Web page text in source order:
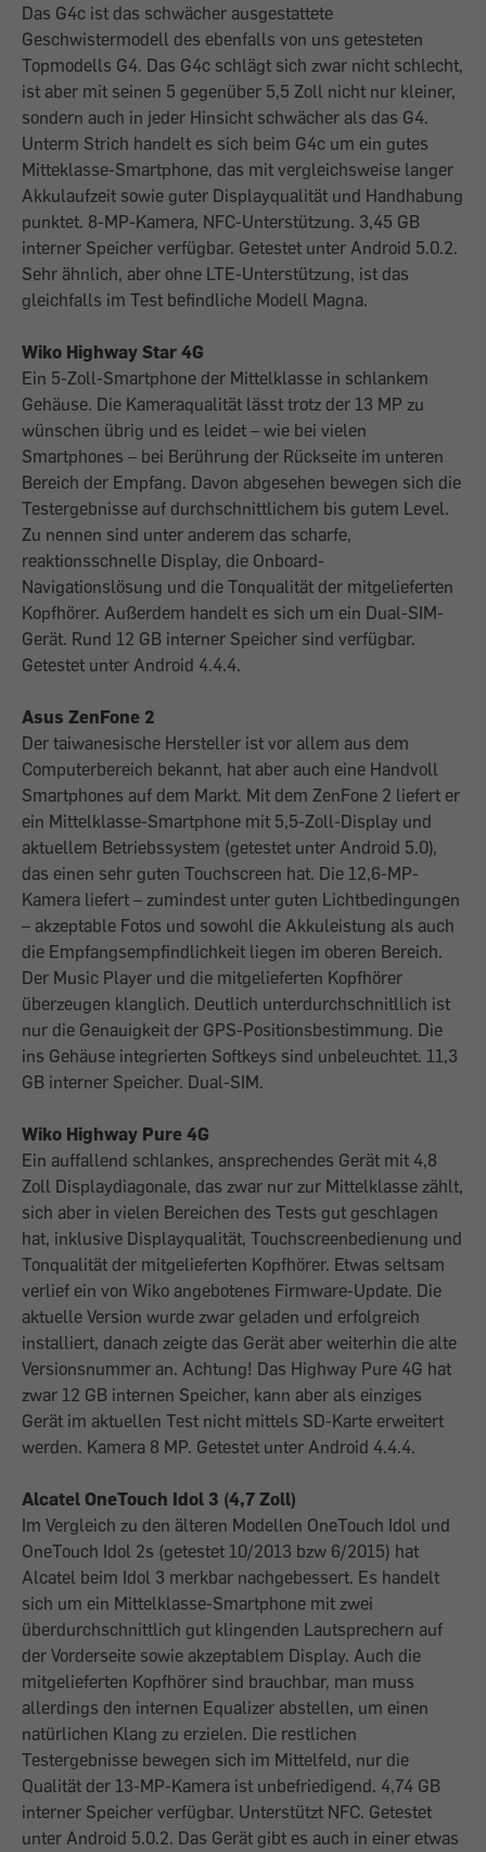
Das G4c ist das schwächer ausgestattete
Geschwistermodell des ebenfalls von uns getesteten
Topmodells G4. Das G4c schlägt sich zwar nicht schlecht,
ist aber mit seinen 5 gegenüber 5,5 Zoll nicht nur kleiner,
sondern auch in jeder Hinsicht schwächer als das G4.
Unterm Strich handelt es sich beim G4c um ein gutes
Mitteklasse-Smartphone, das mit vergleichsweise langer
Akkulaufzeit sowie guter Displayqualität und Handhabung
punktet. 8-MP-Kamera, NFC-Unterstützung. 3,45 GB
interner Speicher verfügbar. Getestet unter Android 5.0.2.
Sehr ähnlich, aber ohne LTE-Unterstützung, ist das
gleichfalls im Test befindliche Modell Magna.
Wiko Highway Star 4G
Ein 5-Zoll-Smartphone der Mittelklasse in schlankem
Gehäuse. Die Kameraqualität lässt trotz der 13 MP zu
wünschen übrig und es leidet – wie bei vielen
Smartphones – bei Berührung der Rückseite im unteren
Bereich der Empfang. Davon abgesehen bewegen sich die
Testergebnisse auf durchschnittlichem bis gutem Level.
Zu nennen sind unter anderem das scharfe,
reaktionsschnelle Display, die Onboard-
Navigationslösung und die Tonqualität der mitgelieferten
Kopfhörer. Außerdem handelt es sich um ein Dual-SIM-
Gerät. Rund 12 GB interner Speicher sind verfügbar.
Getestet unter Android 4.4.4.
Asus ZenFone 2
Der taiwanesische Hersteller ist vor allem aus dem
Computerbereich bekannt, hat aber auch eine Handvoll
Smartphones auf dem Markt. Mit dem ZenFone 2 liefert er
ein Mittelklasse-Smartphone mit 5,5-Zoll-Display und
aktuellem Betriebssystem (getestet unter Android 5.0),
das einen sehr guten Touchscreen hat. Die 12,6-MP-
Kamera liefert – zumindest unter guten Lichtbedingungen
– akzeptable Fotos und sowohl die Akkuleistung als auch
die Empfangsempfindlichkeit liegen im oberen Bereich.
Der Music Player und die mitgelieferten Kopfhörer
überzeugen klanglich. Deutlich unterdurchschnitllich ist
nur die Genauigkeit der GPS-Positionsbestimmung. Die
ins Gehäuse integrierten Softkeys sind unbeleuchtet. 11,3
GB interner Speicher. Dual-SIM.
Wiko Highway Pure 4G
Ein auffallend schlankes, ansprechendes Gerät mit 4,8
Zoll Displaydiagonale, das zwar nur zur Mittelklasse zählt,
sich aber in vielen Bereichen des Tests gut geschlagen
hat, inklusive Displayqualität, Touchscreenbedienung und
Tonqualität der mitgelieferten Kopfhörer. Etwas seltsam
verlief ein von Wiko angebotenes Firmware-Update. Die
aktuelle Version wurde zwar geladen und erfolgreich
installiert, danach zeigte das Gerät aber weiterhin die alte
Versionsnummer an. Achtung! Das Highway Pure 4G hat
zwar 12 GB internen Speicher, kann aber als einziges
Gerät im aktuellen Test nicht mittels SD-Karte erweitert
werden. Kamera 8 MP. Getestet unter Android 4.4.4.
Alcatel OneTouch Idol 3 (4,7 Zoll)
Im Vergleich zu den älteren Modellen OneTouch Idol und
OneTouch Idol 2s (getestet 10/2013 bzw 6/2015) hat
Alcatel beim Idol 3 merkbar nachgebessert. Es handelt
sich um ein Mittelklasse-Smartphone mit zwei
überdurchschnittlich gut klingenden Lautsprechern auf
der Vorderseite sowie akzeptablem Display. Auch die
mitgelieferten Kopfhörer sind brauchbar, man muss
allerdings den internen Equalizer abstellen, um einen
natürlichen Klang zu erzielen. Die restlichen
Testergebnisse bewegen sich im Mittelfeld, nur die
Qualität der 13-MP-Kamera ist unbefriedigend. 4,74 GB
interner Speicher verfügbar. Unterstützt NFC. Getestet
unter Android 5.0.2. Das Gerät gibt es auch in einer etwas